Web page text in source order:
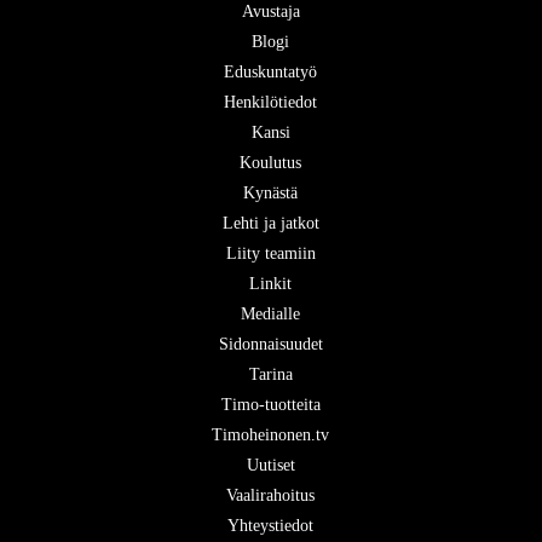
Avustaja
Blogi
Eduskuntatyö
Henkilötiedot
Kansi
Koulutus
Kynästä
Lehti ja jatkot
Liity teamiin
Linkit
Medialle
Sidonnaisuudet
Tarina
Timo-tuotteita
Timoheinonen.tv
Uutiset
Vaalirahoitus
Yhteystiedot